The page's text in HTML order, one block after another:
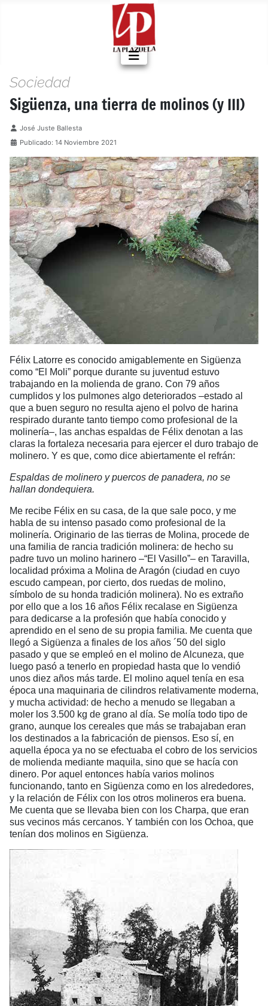
Sociedad
Sigüenza, una tierra de molinos (y III)
Detalles
José Juste Ballesta
Publicado: 14 Noviembre 2021
Félix Latorre es conocido amigablemente en Sigüenza
como “El Moli” porque durante su juventud estuvo
trabajando en la molienda de grano. Con 79 años
cumplidos y los pulmones algo deteriorados –estado al
que a buen seguro no resulta ajeno el polvo de harina
respirado durante tanto tiempo como profesional de la
molinería–, las anchas espaldas de Félix denotan a las
claras la fortaleza necesaria para ejercer el duro trabajo de
molinero. Y es que, como dice abiertamente el refrán:
Espaldas de molinero y puercos de panadera, no se
hallan dondequiera.
Me recibe Félix en su casa, de la que sale poco, y me
habla de su intenso pasado como profesional de la
molinería. Originario de las tierras de Molina, procede de
una familia de rancia tradición molinera: de hecho su
padre tuvo un molino harinero –“El Vasillo”– en Taravilla,
localidad próxima a Molina de Aragón (ciudad en cuyo
escudo campean, por cierto, dos ruedas de molino,
símbolo de su honda tradición molinera). No es extraño
por ello que a los 16 años Félix recalase en Sigüenza
para dedicarse a la profesión que había conocido y
aprendido en el seno de su propia familia. Me cuenta que
llegó a Sigüenza a finales de los años ´50 del siglo
pasado y que se empleó en el molino de Alcuneza, que
luego pasó a tenerlo en propiedad hasta que lo vendió
unos diez años más tarde. El molino aquel tenía en esa
época una maquinaria de cilindros relativamente moderna,
y mucha actividad: de hecho a menudo se llegaban a
moler los 3.500 kg de grano al día. Se molía todo tipo de
grano, aunque los cereales que más se trabajaban eran
los destinados a la fabricación de piensos. Eso sí, en
aquella época ya no se efectuaba el cobro de los servicios
de molienda mediante maquila, sino que se hacía con
dinero. Por aquel entonces había varios molinos
funcionando, tanto en Sigüenza como en los alrededores,
y la relación de Félix con los otros molineros era buena.
Me cuenta que se llevaba bien con los Charpa, que eran
sus vecinos más cercanos. Y también con los Ochoa, que
tenían dos molinos en Sigüenza.